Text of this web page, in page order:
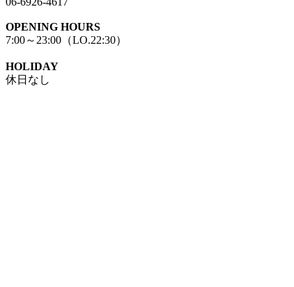
OPENING HOURS
7:00～23:00（LO.22:30）
HOLIDAY
休日なし